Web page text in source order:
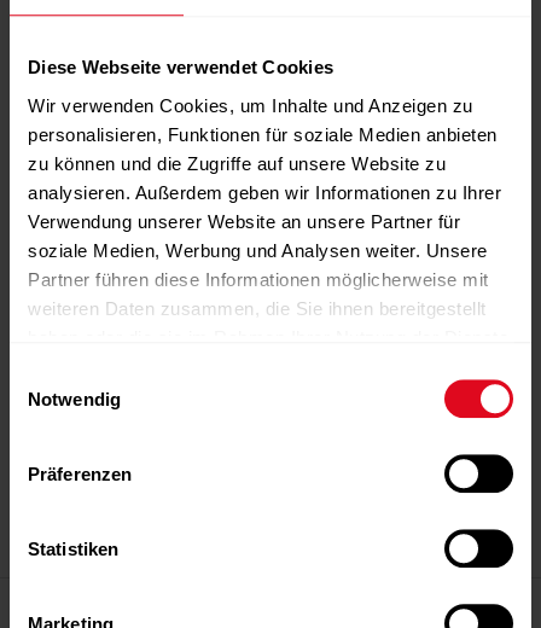
Diese Webseite verwendet Cookies
Wir verwenden Cookies, um Inhalte und Anzeigen zu
personalisieren, Funktionen für soziale Medien anbieten
zu können und die Zugriffe auf unsere Website zu
analysieren. Außerdem geben wir Informationen zu Ihrer
Verwendung unserer Website an unsere Partner für
soziale Medien, Werbung und Analysen weiter. Unsere
Partner führen diese Informationen möglicherweise mit
weiteren Daten zusammen, die Sie ihnen bereitgestellt
Notwendig
Präferenzen
Statistiken
Marketing
-Anzeige- -Anzeige-
-Anzeige-